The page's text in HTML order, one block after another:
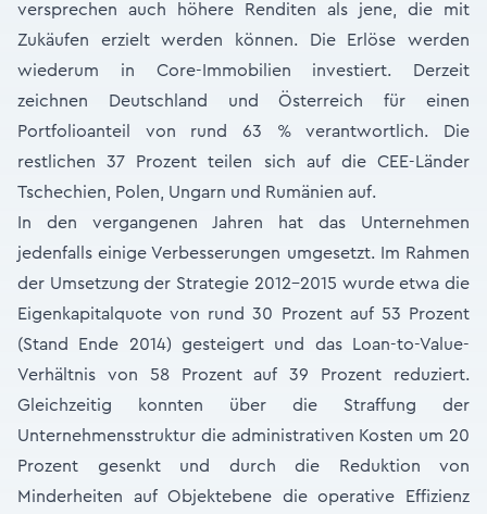
versprechen auch höhere Renditen als jene, die mit
Zukäufen erzielt werden können. Die Erlöse werden
wiederum in Core-Immobilien investiert. Derzeit
zeichnen Deutschland und Österreich für einen
Portfolioanteil von rund 63 % verantwortlich. Die
restlichen 37 Prozent teilen sich auf die CEE-Länder
Tschechien, Polen, Ungarn und Rumänien auf.
In den vergangenen Jahren hat das Unternehmen
jedenfalls einige Verbesserungen umgesetzt. Im Rahmen
der Umsetzung der Strategie 2012-2015 wurde etwa die
Eigenkapitalquote von rund 30 Prozent auf 53 Prozent
(Stand Ende 2014) gesteigert und das Loan-to-Value-
Verhältnis von 58 Prozent auf 39 Prozent reduziert.
Gleichzeitig konnten über die Straffung der
Unternehmensstruktur die administrativen Kosten um 20
Prozent gesenkt und durch die Reduktion von
Minderheiten auf Objektebene die operative Effizienz